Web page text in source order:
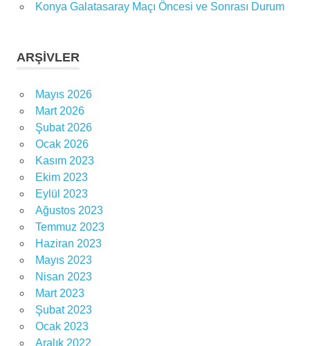
Konya Galatasaray Maçı Öncesi ve Sonrası Durum
ARŞIVLER
Mayıs 2026
Mart 2026
Şubat 2026
Ocak 2026
Kasım 2023
Ekim 2023
Eylül 2023
Ağustos 2023
Temmuz 2023
Haziran 2023
Mayıs 2023
Nisan 2023
Mart 2023
Şubat 2023
Ocak 2023
Aralık 2022